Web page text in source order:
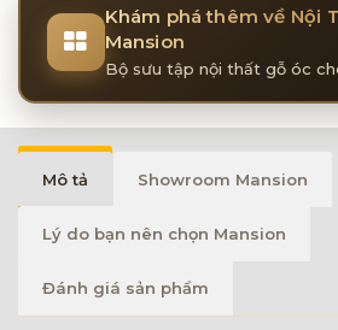
Khám phá thêm về Nội
Mansion
Bộ sưu tập nội thất gỗ óc
Mô tả Showroom Mansion
Lý do bạn nên chọn Mansion
Đánh giá sản phẩm